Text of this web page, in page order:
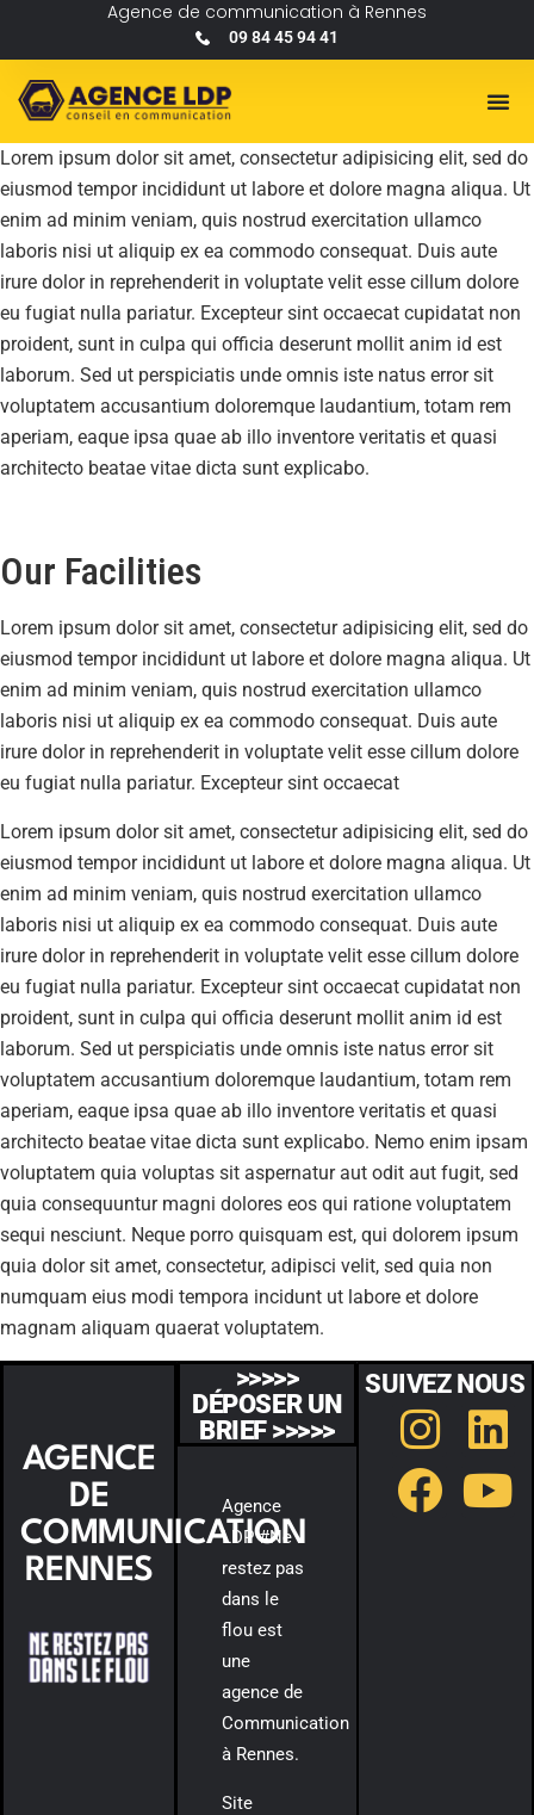
Agence de communication à Rennes
09 84 45 94 41
Lorem ipsum dolor sit amet, consectetur adipisicing elit, sed do
eiusmod tempor incididunt ut labore et dolore magna aliqua. Ut
enim ad minim veniam, quis nostrud exercitation ullamco
laboris nisi ut aliquip ex ea commodo consequat. Duis aute
irure dolor in reprehenderit in voluptate velit esse cillum dolore
eu fugiat nulla pariatur. Excepteur sint occaecat cupidatat non
proident, sunt in culpa qui officia deserunt mollit anim id est
laborum. Sed ut perspiciatis unde omnis iste natus error sit
voluptatem accusantium doloremque laudantium, totam rem
aperiam, eaque ipsa quae ab illo inventore veritatis et quasi
architecto beatae vitae dicta sunt explicabo.
Our Facilities
Lorem ipsum dolor sit amet, consectetur adipisicing elit, sed do
eiusmod tempor incididunt ut labore et dolore magna aliqua. Ut
enim ad minim veniam, quis nostrud exercitation ullamco
laboris nisi ut aliquip ex ea commodo consequat. Duis aute
irure dolor in reprehenderit in voluptate velit esse cillum dolore
eu fugiat nulla pariatur. Excepteur sint occaecat
Lorem ipsum dolor sit amet, consectetur adipisicing elit, sed do
eiusmod tempor incididunt ut labore et dolore magna aliqua. Ut
enim ad minim veniam, quis nostrud exercitation ullamco
laboris nisi ut aliquip ex ea commodo consequat. Duis aute
irure dolor in reprehenderit in voluptate velit esse cillum dolore
eu fugiat nulla pariatur. Excepteur sint occaecat cupidatat non
proident, sunt in culpa qui officia deserunt mollit anim id est
laborum. Sed ut perspiciatis unde omnis iste natus error sit
voluptatem accusantium doloremque laudantium, totam rem
aperiam, eaque ipsa quae ab illo inventore veritatis et quasi
architecto beatae vitae dicta sunt explicabo. Nemo enim ipsam
voluptatem quia voluptas sit aspernatur aut odit aut fugit, sed
quia consequuntur magni dolores eos qui ratione voluptatem
sequi nesciunt. Neque porro quisquam est, qui dolorem ipsum
quia dolor sit amet, consectetur, adipisci velit, sed quia non
numquam eius modi tempora incidunt ut labore et dolore
magnam aliquam quaerat voluptatem.
AGENCE
DE
COMMUNICATION
RENNES
>>>>>
DÉPOSER UN
BRIEF >>>>>
Agence
LDP #Ne
restez pas
dans le
flou est
une
agence de
Communication
à Rennes.
Site
SUIVEZ NOUS